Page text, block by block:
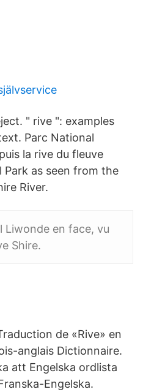
" rive ": examples
Parc National
la rive du fleuve
Park as seen from the
River.
Liwonde en face, vu
Shire.
de «Rive» en
anglais Dictionnaire.
att Engelska ordlista
Engelska.